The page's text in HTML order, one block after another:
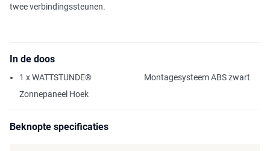
twee verbindingssteunen.
In de doos
1 x WATTSTUNDE®
Zonnepaneel Hoek
Montagesysteem ABS zwart
Beknopte specificaties